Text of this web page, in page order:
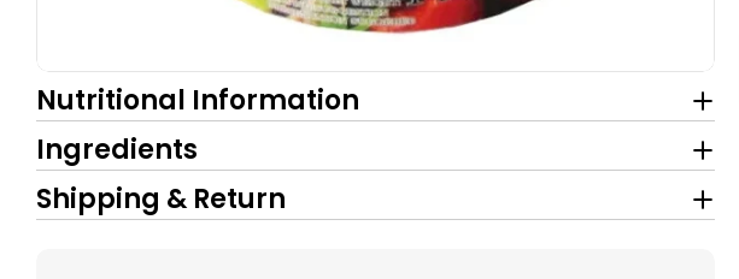
Nutritional Information
Ingredients
Shipping & Return